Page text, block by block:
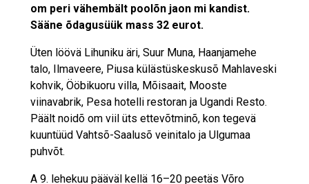
om peri vähembält poolõn jaon mi kandist.
Sääne õdagusüük mass 32 eurot.
Üten löövä Lihuniku äri, Suur Muna, Haanjamehe
talo, Ilmaveere, Piusa külästüskeskusõ Mahlaveski
kohvik, Ööbikuoru villa, Mõisaait, Mooste
viinavabrik, Pesa hotelli restoran ja Ugandi Resto.
Päält noidõ om viil üts ettevõtminõ, kon tegevä
kuuntüüd Vahtsõ-Saalusõ veinitalo ja Ulgumaa
puhvõt.
A 9. lehekuu pääväl kellä 16–20 peetäs Võro